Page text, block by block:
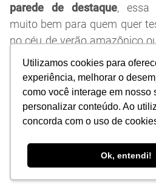
Utilizamos cookies para
experiência, melhorar o
como você interage em nosso
personalizar conteúdo. Ao
concorda com o uso de
Ok, entendi!
Utilizamos cookies para
experiência, melhorar o
como você interage em nosso
personalizar conteúdo. Ao
concorda com o uso de
Ok, entendi!
parede de destaque, essa
muito bem para quem quer
no céu de verão amazônico
das festas juninas, mas
se acostumar mais
chamativa.
Alguns direcionamentos que